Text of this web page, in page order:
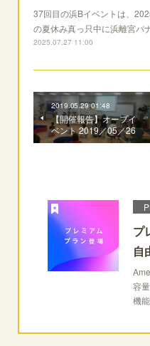
37回目の浜Bイベントは、
の夏休み真っ只中に浜離宮パ
2025.07.27 11:00
2019.05.29 01:48
【開催報告】オープイ
ベント 2019／05／26
プ
自
容
機